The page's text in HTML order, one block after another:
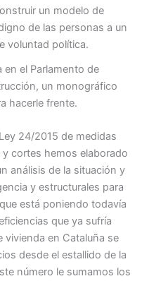
un modelo de
de las personas a un
voluntad política.
en el Parlamento de
un monográfico
hacerle frente.
24/2015 de medidas
cortes hemos elaborado
análisis de la situación y
y estructurales para
está poniendo todavía
que ya sufría
vivienda en Cataluña se
desde el estallido de la
número le sumamos los